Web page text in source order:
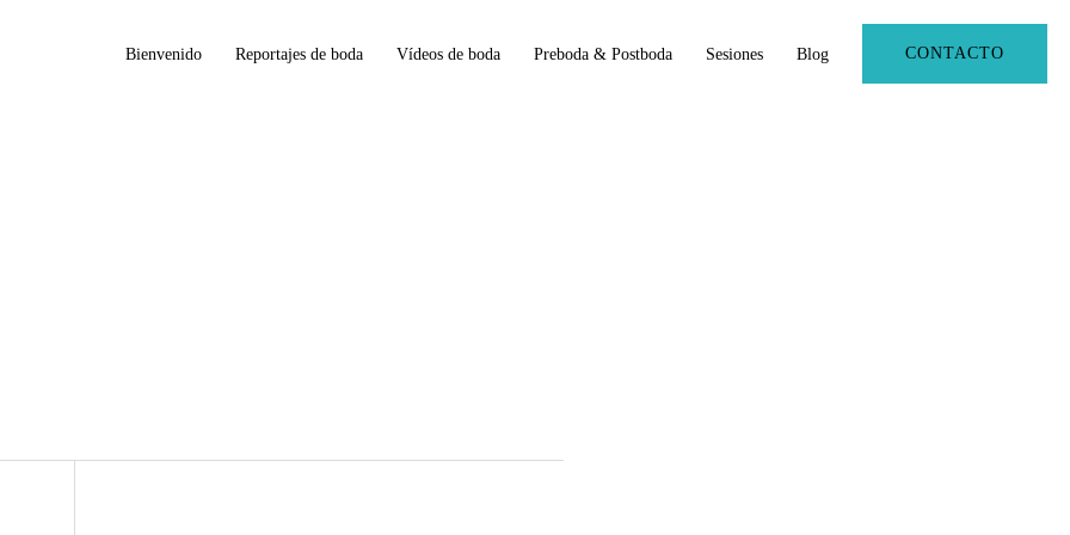
Bienvenido Reportajes de boda Vídeos de boda Preboda & Postboda Sesiones Blog CONTACTO